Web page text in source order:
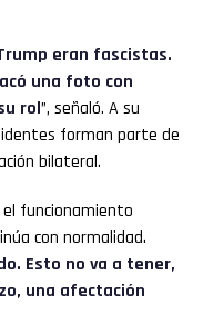
eran fascistas.
una foto con
rol”, señaló. A su
forman parte de
bilateral.
funcionamiento
con normalidad.
Esto no va a tener,
una afectación